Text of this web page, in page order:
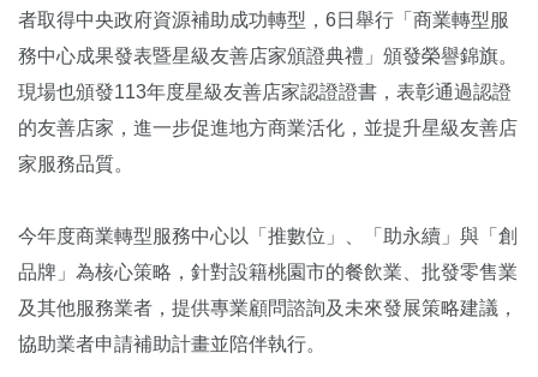
者取得中央政府資源補助成功轉型，6日舉行「商業轉型服
務中心成果發表暨星級友善店家頒證典禮」頒發榮譽錦旗。
現場也頒發113年度星級友善店家認證證書，表彰通過認證
的友善店家，進一步促進地方商業活化，並提升星級友善店
家服務品質。
今年度商業轉型服務中心以「推數位」、「助永續」與「創
品牌」為核心策略，針對設籍桃園市的餐飲業、批發零售業
及其他服務業者，提供專業顧問諮詢及未來發展策略建議，
協助業者申請補助計畫並陪伴執行。